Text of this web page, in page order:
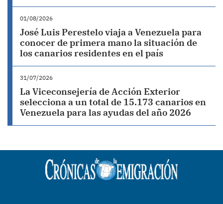
01/08/2026
José Luis Perestelo viaja a Venezuela para
conocer de primera mano la situación de
los canarios residentes en el país
31/07/2026
La Viceconsejería de Acción Exterior
selecciona a un total de 15.173 canarios en
Venezuela para las ayudas del año 2026